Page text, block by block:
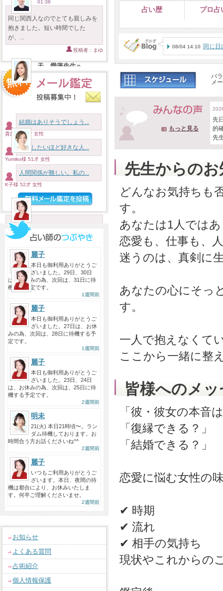
01:38
同じ関西人なのでとても親しみを
抱きました。短い時間でした
が、...
投稿者：まゆ
天 愛蓮先生へ
2026/08/05
まさかの入れ代わり立ち代わりだ
ったとは思わずびっくりしまし
投稿者：３時のおやつは文明堂
海先生へ
2026/08/05
めっちゃくちゃ久しぶりにみても
投稿者：ぽんぽき
麗子先生へ
2026/08/05
先日はご相談に乗っていただきあ
りがとうございました！ 安心...
麗子先生へ
2026/08/05
昨日に引き続き今日も麗子先生に
ご相談。 昨日鑑定してもらった...
投稿者：み〜こ
結婚はありそうでしょう...
貴族様 46才 女性
結婚したいほど好きな人...
Yumiko様 51才 女性
人間関係が難しい。私の...
K子様 52才 女性
麗子
本日も御利用ありがとうご
ざいました。29日、30日
は、お休みの為、次回は、31日に待
機する予定です。
1週間前
麗子
本日も御利用ありがとうご
ざいました。27日は、お休
みの為、次回は、28日に待機する予
定です。
1週間前
麗子
本日も御利用ありがとうご
ざいました。23日、24日
は、お休みの為、次回は、25日に待
機する予定です。
2週間前
明未
21(火) 本日21時頃〜。ラン
ダム待機しております。お
時間合う方お話くださいね^^
2週間前
麗子
いつもご利用ありがとうご
ざいます。本日、夜間の待
機は都合により、お休みいたしま
す。何卒ご理解くださいませ。
2週間前
お知らせ
よくある質問
占術紹介
個人情報保護
占い歴 プロ占
08/04 14:10 同じ
——これは偶然？それ
バ
メ
もっと見る
先
的
先
先生からの
どんなお気持ちも
す。
あなたは1人では
恋愛も、仕事も、
迷うのは、真剣に
あなたの心にそっ
す。
一人で抱えなくて
ここから一緒に整
皆様へのメ
「彼・彼女の本音
「復縁できる？」
「結婚できる？」
恋愛に悩む女性の
✔ 時期
✔ 流れ
✔ 相手の気持ち
現状やこれからの